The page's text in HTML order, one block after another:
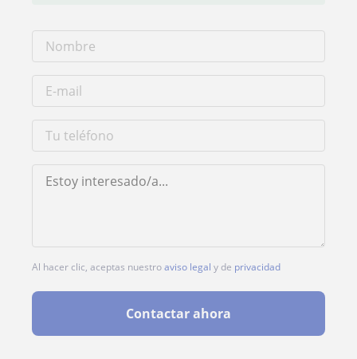
Al hacer clic, aceptas nuestroaviso legal y de privacidad
Contactar ahora